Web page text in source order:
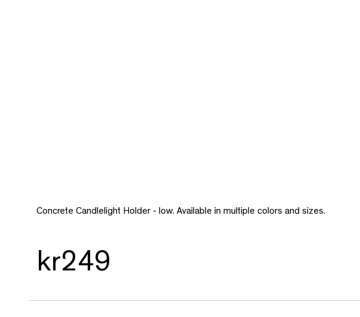
Concrete Candlelight Holder - low. Available in multiple colors and sizes.
kr249